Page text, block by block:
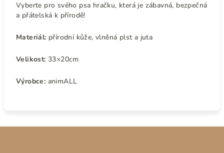
Vyberte pro svého psa hračku, která je zábavná, bezpečná
a přátelská k přírodě!
Materiál: přírodní kůže, vlněná plst a juta
Velikost: 33×20cm
Výrobce: animALL